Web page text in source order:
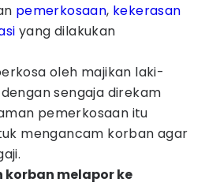
pemerkosaan, kekerasan
yang dilakukan
oleh majikan laki-
sengaja direkam
pemerkosaan itu
mengancam korban agar
korban melapor ke